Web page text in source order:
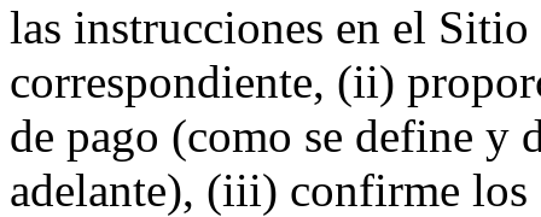
las instrucciones en el
correspondiente, (ii)
de pago (como se define y
adelante), (iii) confirme los